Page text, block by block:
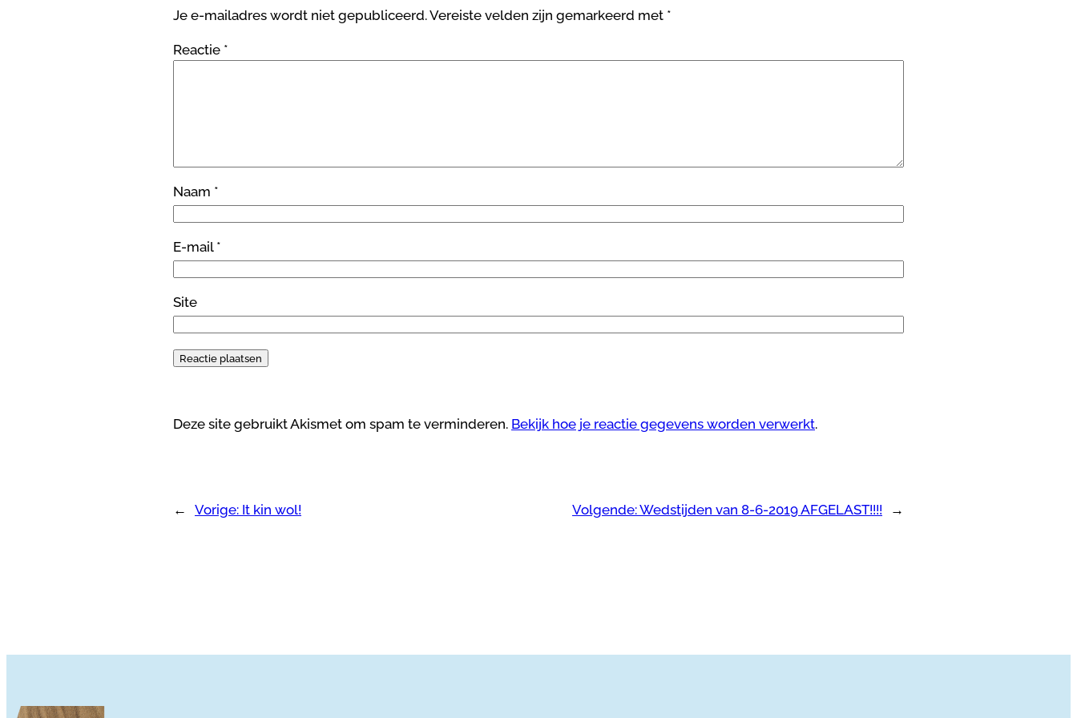
Je e-mailadres wordt niet gepubliceerd.Vereiste velden zijn gemarkeerd met *
Reactie *
Naam *
E-mail *
Site
Deze site gebruikt Akismet om spam te verminderen. Bekijk hoe je reactie gegevens worden verwerkt.
← Vorige: It kin wol! Volgende:Wedstijden van 8-6-2019 AFGELAST!!!! →